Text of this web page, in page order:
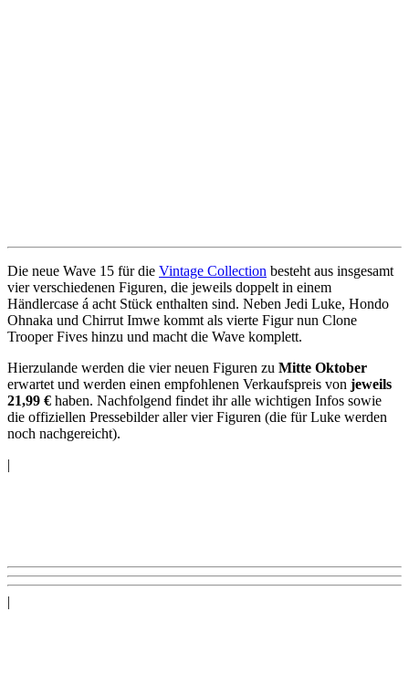
Die neue Wave 15 für die Vintage Collection besteht aus insgesamt
vier verschiedenen Figuren, die jeweils doppelt in einem
Händlercase á acht Stück enthalten sind. Neben Jedi Luke, Hondo
Ohnaka und Chirrut Imwe kommt als vierte Figur nun Clone
Trooper Fives hinzu und macht die Wave komplett.
Hierzulande werden die vier neuen Figuren zu Mitte Oktober
erwartet und werden einen empfohlenen Verkaufspreis von jeweils
21,99 € haben. Nachfolgend findet ihr alle wichtigen Infos sowie
die offiziellen Pressebilder aller vier Figuren (die für Luke werden
noch nachgereicht).
|
|